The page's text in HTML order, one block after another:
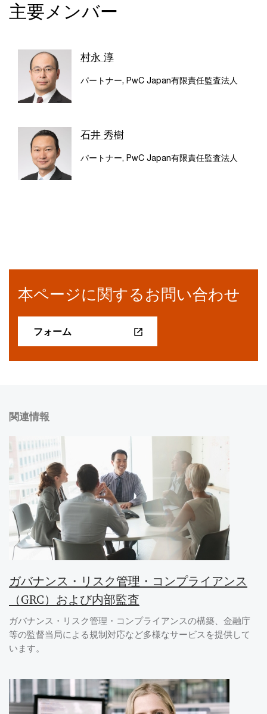
主要メンバー
村永 淳
パートナー, PwC Japan有限責任監査法人
石井 秀樹
パートナー, PwC Japan有限責任監査法人
本ページに関するお問い合わせ
フォーム
関連情報
ガバナンス・リスク管理・コンプライアンス
（GRC）および内部監査
ガバナンス・リスク管理・コンプライアンスの構築、金融庁
等の監督当局による規制対応など多様なサービスを提供して
います。